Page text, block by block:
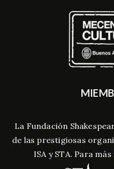
La Fundación
de las prestigiosas
ISA y STA. Para